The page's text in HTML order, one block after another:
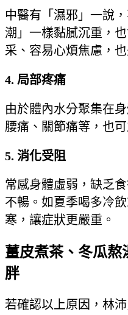
中醫有「濕邪」一說
潮」一樣黏膩沉重，
采、容易心煩焦慮，
4. 局部疼痛
由於體內水分聚集在
腰痛、關節痛等，也
5. 消化受阻
常感身體虛弱，缺乏
不暢。如夏季喝多冷
寒，讓症狀更嚴重。
薑皮煮茶、冬瓜
胖
若確認以上原因，林